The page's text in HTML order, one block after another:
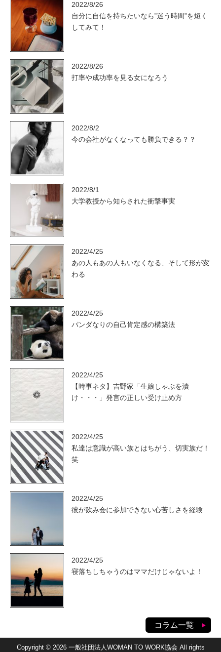
2022/8/26
自分に自信を持ちたいなら”迷う時間”を短く
してみて！
2022/8/26
打率や成功率を見る女になろう
2022/8/2
今の会社がなくなっても勝負できる？？
2022/8/1
大学教授から知らされた衝撃事実
2022/4/25
あの人もあの人もいなくなる、そして形が変
わる
2022/4/25
パンダなりの自己肯定感の構築法
2022/4/25
【時事ネタ】吉野家「生娘しゃぶを漬
け・・・」発言の正しい受け止め方
2022/4/25
私達は意識が高い族とはちがう、切実族だ！
笑
2022/4/25
彼が飲み会に参加できない心苦しさを経験
2022/4/25
寝落ちしちゃうのはママだけじゃないよ！
コラム一覧
Copyright © 2026 一般社団法人WOMAN TO WORK協会 All rights